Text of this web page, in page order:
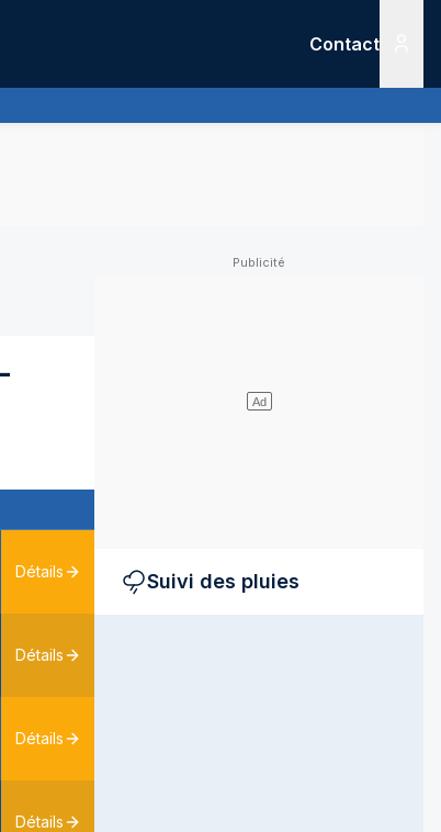
Contact
-
Détails
Détails
Détails
Détails
Suivi des pluies